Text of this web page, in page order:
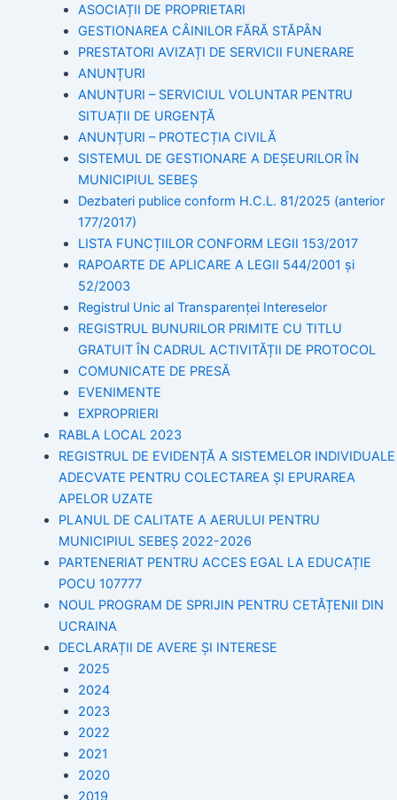
ASOCIAȚII DE PROPRIETARI
GESTIONAREA CÂINILOR FĂRĂ STĂPÂN
PRESTATORI AVIZAȚI DE SERVICII FUNERARE
ANUNȚURI
ANUNȚURI – SERVICIUL VOLUNTAR PENTRU
SITUAȚII DE URGENȚĂ
ANUNȚURI – PROTECȚIA CIVILĂ
SISTEMUL DE GESTIONARE A DEȘEURILOR ÎN
MUNICIPIUL SEBEȘ
Dezbateri publice conform H.C.L. 81/2025 (anterior
177/2017)
LISTA FUNCȚIILOR CONFORM LEGII 153/2017
RAPOARTE DE APLICARE A LEGII 544/2001 și
52/2003
Registrul Unic al Transparenței Intereselor
REGISTRUL BUNURILOR PRIMITE CU TITLU
GRATUIT ÎN CADRUL ACTIVITĂȚII DE PROTOCOL
COMUNICATE DE PRESĂ
EVENIMENTE
EXPROPRIERI
RABLA LOCAL 2023
REGISTRUL DE EVIDENȚĂ A SISTEMELOR INDIVIDUALE
ADECVATE PENTRU COLECTAREA ȘI EPURAREA
APELOR UZATE
PLANUL DE CALITATE A AERULUI PENTRU
MUNICIPIUL SEBEȘ 2022-2026
PARTENERIAT PENTRU ACCES EGAL LA EDUCAȚIE
POCU 107777
NOUL PROGRAM DE SPRIJIN PENTRU CETĂȚENII DIN
UCRAINA
DECLARAȚII DE AVERE ȘI INTERESE
2025
2024
2023
2022
2021
2020
2019